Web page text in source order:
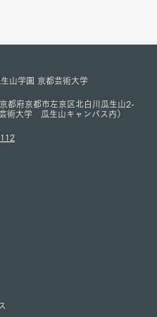
has
山学園 京都芸術大学
都府京都市左京区北白川瓜生山2-
術大学 瓜生山キャンパス内）